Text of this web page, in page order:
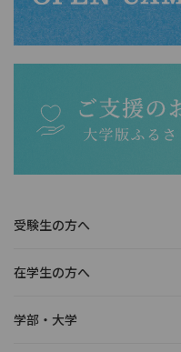
受験生の方へ
在学生の方へ
学部・大学